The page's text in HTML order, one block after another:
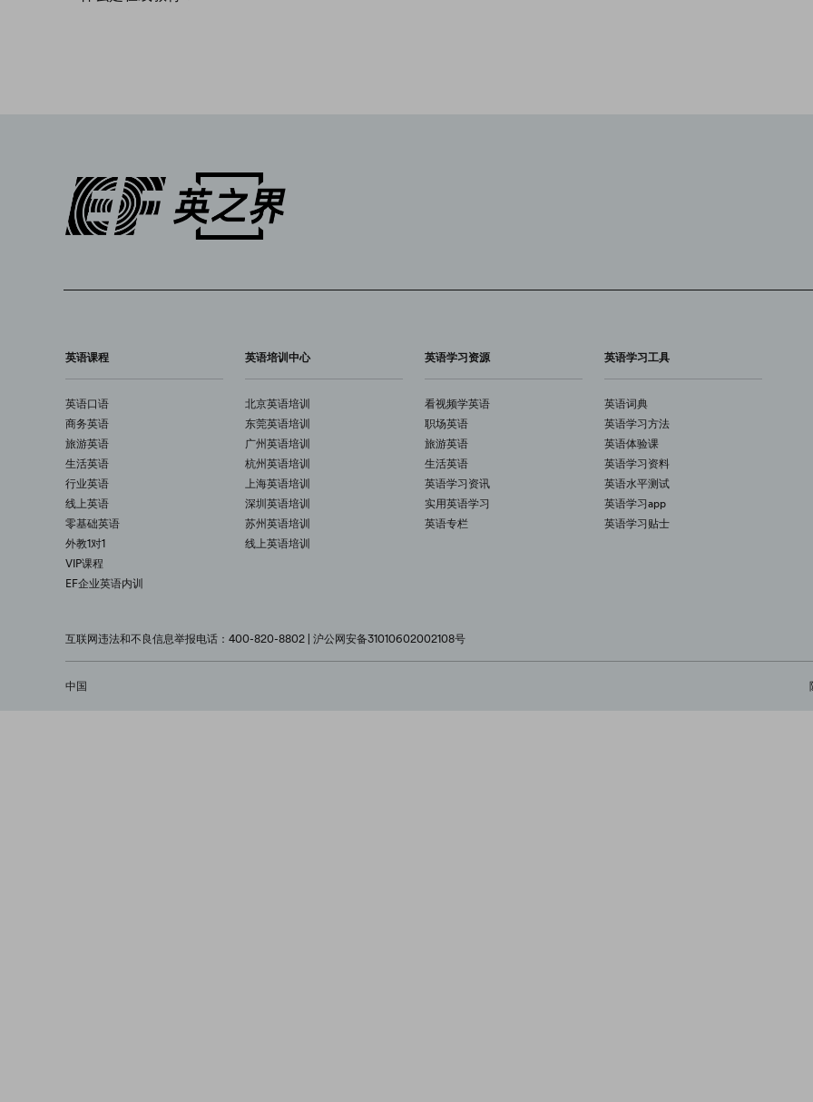
英语课程
英语口语
商务英语
旅游英语
生活英语
行业英语
线上英语
零基础英语
外教1对1
VIP课程
EF企业英语内训
英语培训中心
北京英语培训
东莞英语培训
广州英语培训
杭州英语培训
上海英语培训
深圳英语培训
苏州英语培训
线上英语培训
英语学习资源
看视频学英语
职场英语
旅游英语
生活英语
英语学习资讯
实用英语学习
英语专栏
英语学习工具
英语词典
英语学习方法
英语体验课
英语学习资料
英语水平测试
英语学习app
英语学习贴士
互联网违法和不良信息举报电话：400-820-8802 | 沪公网安备31010602002108号
中国